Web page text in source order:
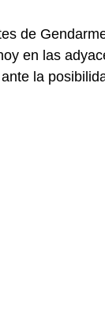
de
en las
la